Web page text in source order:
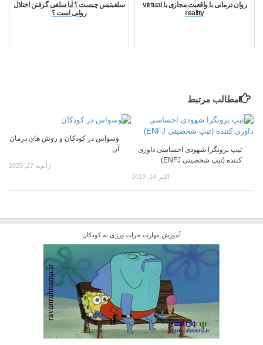
روان درمانی با واقعیت مجازی یا virtual
reality
سلفیتیس چیست ؟ آیا سلفی گرفتن اختلال
روانی است ؟
مطالب مرتبط
وسواس در كودكان و روش هاي درمان
آن
ژانویه 27, 2025
تیپ برونگرا شهودی احساسی داوری
کننده (تیپ شخصیتی ENFJ)
اکتبر 14, 2019
آموزش مهارت جرات ورزی به کودکان